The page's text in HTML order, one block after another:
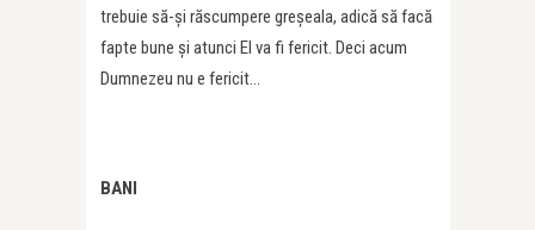
trebuie să-şi răscumpere greşeala, adică să facă
fapte bune şi atunci El va fi fericit. Deci acum
Dumnezeu nu e fericit…
BANI